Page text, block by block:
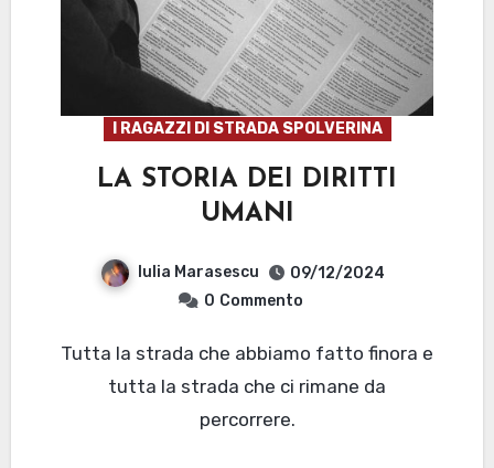
I RAGAZZI DI STRADA SPOLVERINA
LA STORIA DEI DIRITTI
UMANI
Iulia Marasescu
09/12/2024
0 Commento
Tutta la strada che abbiamo fatto finora e
tutta la strada che ci rimane da
percorrere.